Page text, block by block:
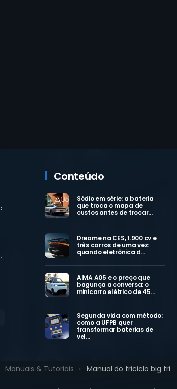
Conteúdo
Sódio em série: a bateria
que troca o mapa de
custos antes de trocar…
Dreame na CES, 1.900 cv e
três carros de uma vez:
quando eletrônica d…
AIMA A05 e o preço que
bagunça a conversa: o
minicarro elétrico de 45…
Segunda vida com método:
como a UFPB quer
transformar baterias de
veí…
Manuais & Tutoriais Manual do triciclo big tri